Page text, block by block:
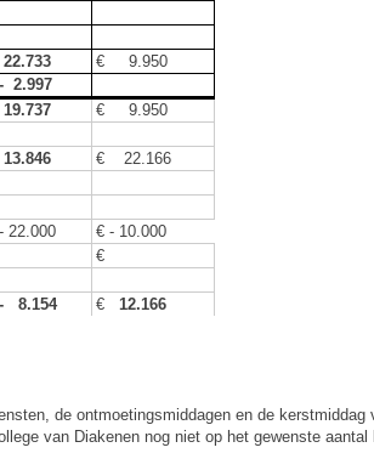
€ 9.950
2.997
€ 9.950
€ 22.166
22.000
€ - 10.000
€
- 8.154 € 12.166
de ontmoetingsmiddagen en de kerstmiddag
van Diakenen nog niet op het gewenste